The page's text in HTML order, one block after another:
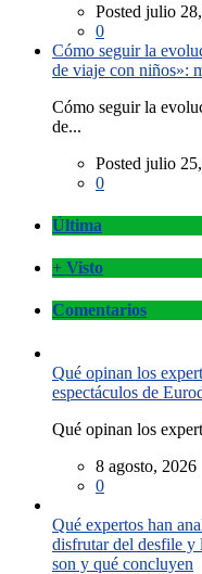
Posted julio
0
Cómo seguir la
de viaje con niños»:
Cómo seguir la
de...
Posted julio
0
Última
+ Visto
Comentarios
Qué opinan los
espectáculos de
Qué opinan los
8 agosto, 2026
0
Qué expertos han
disfrutar del desfile y
son y qué concluyen